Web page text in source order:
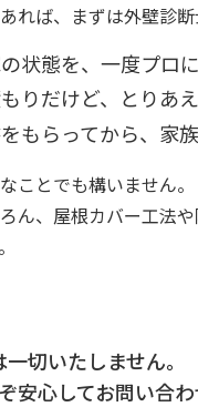
れば、まずは外壁診
状態を、一度プロ
りだけど、とりあ
もらってから、家
ことでも構いません。
ん、屋根カバー工法
切いたしません。
安心してお問い合わ